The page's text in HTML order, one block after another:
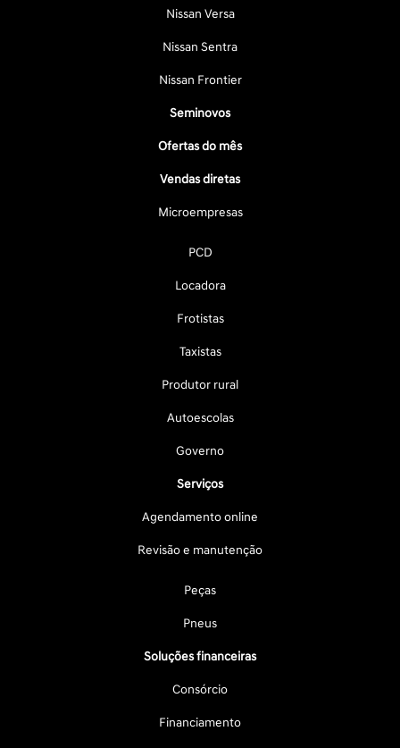
Nissan Versa
Nissan Sentra
Nissan Frontier
Seminovos
Ofertas do mês
Vendas diretas
Microempresas
PCD
Locadora
Frotistas
Taxistas
Produtor rural
Autoescolas
Governo
Serviços
Agendamento online
Revisão e manutenção
Peças
Pneus
Soluções financeiras
Consórcio
Financiamento